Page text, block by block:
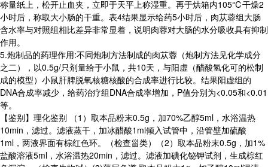
称量纸上，松开止血夹，立即于天平上称湿重。再于烘箱内105℃干燥2
小时后，称取大小肠的干重。表4结果显示给药5小时后，肉苁蓉组大肠
含水率与对照组相比差异非常显着，说明肉蓉对大肠的水分吸收具有抑制
作用。
5.炮制品的药理作用:不同炮制方法制成的肉苁蓉（炮制方法见化学成分
之二），以0.5g/只剂量给于小鼠，共10天，与阳虚（醋酸氢化可的松制
成的模型）小鼠肝脾脱氧核糖核酸的合成率进行比较。结果阳虚组的
DNA合成率减少，给药治疗组DNA合成率增加，P值分别为<0.05和<0.01
等。
【鉴别】理化鉴别 （1）取本品粉末0.5g，加70%乙醇5ml，水浴温热
10min，滤过。滤液蒸干，加冰醋酸1ml倾入试管中，沿管壁加硫酸
1ml，两液界面有棕红色环。（检查甾类）（2）取本品粉末0.5g，加1%
盐酸溶液5ml，水浴温热20min，滤过。滤液加碘化铋钾试剂，生成棕红